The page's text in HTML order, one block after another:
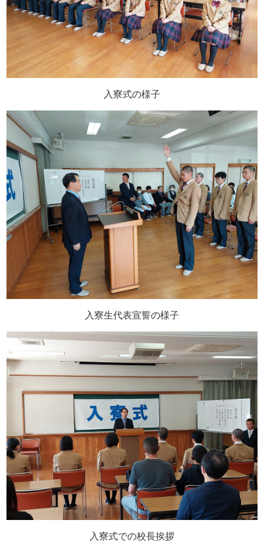
入寮式の様子
入寮生代表宣誓の様子
入寮式での校長挨拶